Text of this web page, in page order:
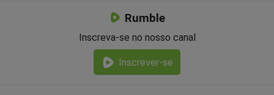
Rumble
Inscreva-se no nosso canal
Inscrever-se